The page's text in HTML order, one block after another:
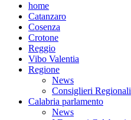
home
Catanzaro
Cosenza
Crotone
Reggio
Vibo Valentia
Regione
News
Consiglieri Regionali
Calabria parlamento
News